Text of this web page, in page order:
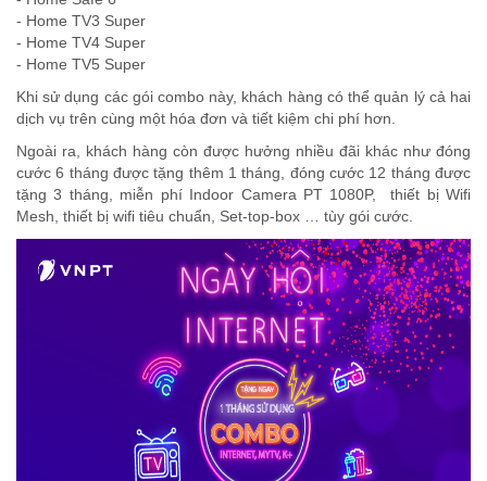
- Home TV3 Super
- Home TV4 Super
- Home TV5 Super
Khi sử dụng các gói combo này, khách hàng có thể quản lý cả hai
dịch vụ trên cùng một hóa đơn và tiết kiệm chi phí hơn.
Ngoài ra, khách hàng còn được hưởng nhiều đãi khác như đóng
cước 6 tháng được tặng thêm 1 tháng, đóng cước 12 tháng được
tặng 3 tháng, miễn phí Indoor Camera PT 1080P, thiết bị Wifi
Mesh, thiết bị wifi tiêu chuẩn, Set-top-box … tùy gói cước.